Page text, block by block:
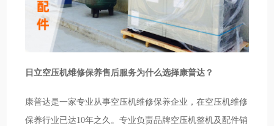
日立空压机维修保养售后服务为什么选择康普达？
康普达是一家专业从事空压机维修保养企业，在空压机维修
保养行业已达10年之久。专业负责品牌空压机整机及配件销